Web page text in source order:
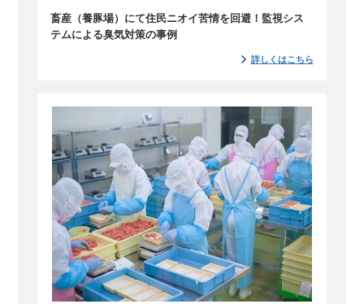
畜産（養豚場）にて住民ニオイ苦情を回避！監視シス
テムによる臭気対策の事例
詳しくはこちら